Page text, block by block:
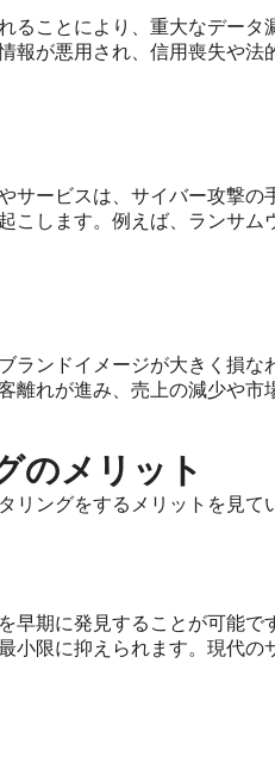
ることにより、重大なデー
報が悪用され、信用喪失や
サービスは、サイバー攻撃
こします。例えば、ランサ
ランドイメージが大きく損
れが進み、売上の減少や市
のメリット
ングをするメリットを見て
早期に発見することが可能
小限に抑えられます。現代